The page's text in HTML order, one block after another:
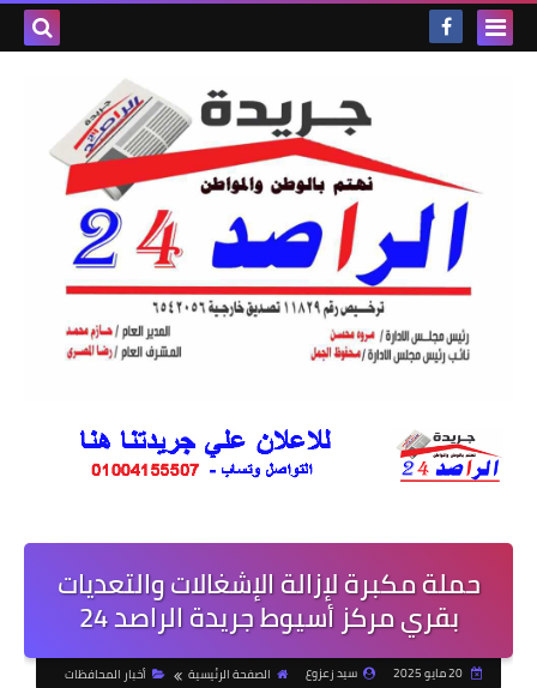
حملة مكبرة لإزالة الإشغالات والتعديات
بقري مركز أسيوط جريدة الراصد 24
20 مايو 2025 سيد زعزوع الصفحة الرئيسية أخبار المحافظات